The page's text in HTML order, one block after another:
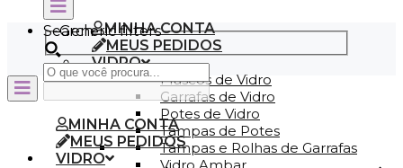
MINHA CONTA
MEUS PEDIDOS
VIDRO
Frascos de Vidro
Garrafas de Vidro
Potes de Vidro
Tampas de Potes
Tampas e Rolhas de Garrafas
Search
Generic filters
MINHA CONTA
MEUS PEDIDOS
VIDRO